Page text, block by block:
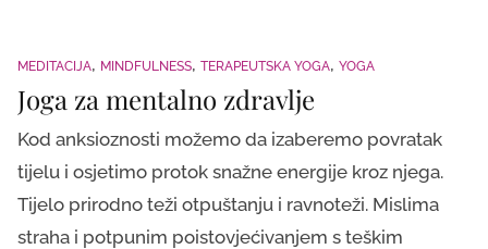
MEDITACIJA MINDFULNESS TERAPEUTSKA YOGA YOGA
Joga za mentalno zdravlje
Kod anksioznosti možemo da izaberemo povratak
tijelu i osjetimo protok snažne energije kroz njega.
Tijelo prirodno teži otpuštanju i ravnoteži. Mislima
straha i potpunim poistovjećivanjem s teškim